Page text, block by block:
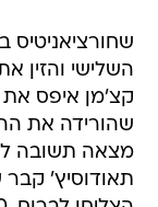
השלישי והזין
קצ'מן איפס
מצאה תשובה
תאודוסיץ' קבר